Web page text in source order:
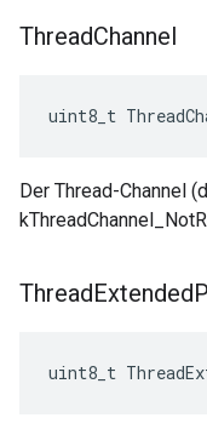
ThreadChannel
uint8_t
Der Thread-Channel
ThreadExtended
uint8_t